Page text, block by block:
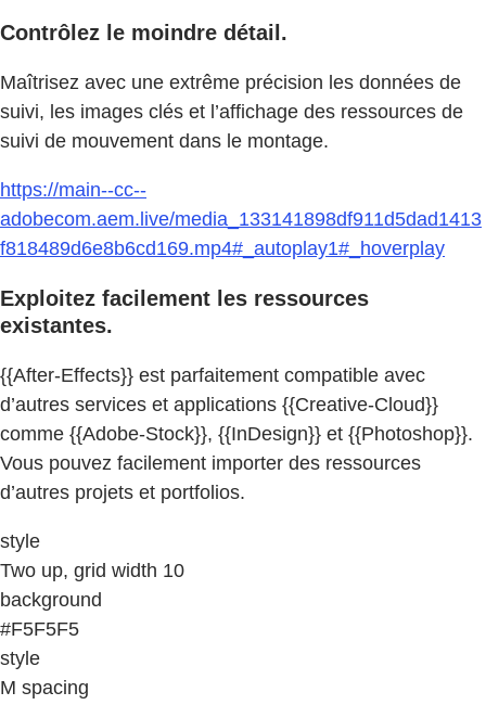
Contrôlez le moindre détail.
Maîtrisez avec une extrême précision les données de
suivi, les images clés et l’affichage des ressources de
suivi de mouvement dans le montage.
https://main--cc--
adobecom.aem.live/media_133141898df911d5dad1413
f818489d6e8b6cd169.mp4#_autoplay1#_hoverplay
Exploitez facilement les ressources
existantes.
{{After-Effects}} est parfaitement compatible avec
d’autres services et applications {{Creative-Cloud}}
comme {{Adobe-Stock}}, {{InDesign}} et {{Photoshop}}.
Vous pouvez facilement importer des ressources
d’autres projets et portfolios.
style
Two up, grid width 10
background
#F5F5F5
style
M spacing